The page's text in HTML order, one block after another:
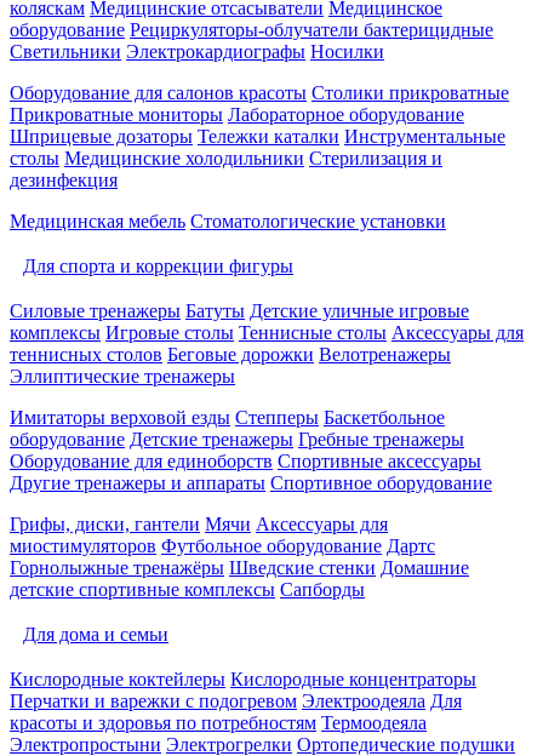
коляскам Медицинские отсасыватели Медицинское
оборудование Рециркуляторы-облучатели бактерицидные
Светильники Электрокардиографы Носилки
Оборудование для салонов красоты Столики прикроватные
Прикроватные мониторы Лабораторное оборудование
Шприцевые дозаторы Тележки каталки Инструментальные
столы Медицинские холодильники Стерилизация и
дезинфекция
Медицинская мебель Стоматологические установки
Для спорта и коррекции фигуры
Силовые тренажеры Батуты Детские уличные игровые
комплексы Игровые столы Теннисные столы Аксессуары для
теннисных столов Беговые дорожки Велотренажеры
Эллиптические тренажеры
Имитаторы верховой езды Степперы Баскетбольное
оборудование Детские тренажеры Гребные тренажеры
Оборудование для единоборств Спортивные аксессуары
Другие тренажеры и аппараты Спортивное оборудование
Грифы, диски, гантели Мячи Аксессуары для
миостимуляторов Футбольное оборудование Дартс
Горнолыжные тренажёры Шведские стенки Домашние
детские спортивные комплексы Сапборды
Для дома и семьи
Кислородные коктейлеры Кислородные концентраторы
Перчатки и варежки с подогревом Электроодеяла Для
красоты и здоровья по потребностям Термоодеяла
Электропростыни Электрогрелки Ортопедические подушки